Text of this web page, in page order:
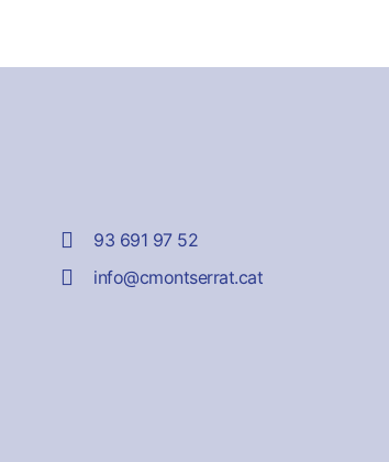
93 691 97 52
info@cmontserrat.cat